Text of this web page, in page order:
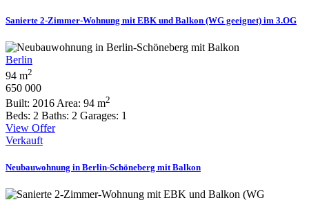
Sanierte 2-Zimmer-Wohnung mit EBK und Balkon (WG geeignet) im 3.OG
Berlin
94 m2
650 000
Built: 2016 Area: 94 m2
Beds: 2 Baths: 2 Garages: 1
View Offer
Verkauft
Neubauwohnung in Berlin-Schöneberg mit Balkon